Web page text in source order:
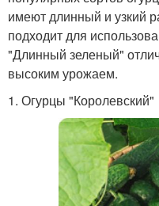
имеют длинный и узкий
подходит для
"Длинный зеленый"
высоким урожаем.
1. Огурцы "Королевский"